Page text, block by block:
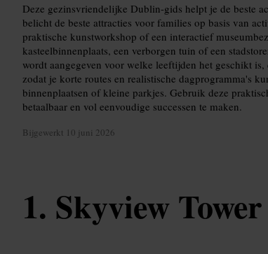
Deze gezinsvriendelijke Dublin-gids helpt je de beste
belicht de beste attracties voor families op basis van
praktische kunstworkshop of een interactief
kasteelbinnenplaats, een verborgen tuin of een
wordt aangegeven voor welke leeftijden het geschikt
zodat je korte routes en realistische dagprogramma's
binnenplaatsen of kleine parkjes. Gebruik deze
betaalbaar en vol eenvoudige successen te maken.
Bijgewerkt 10 juni 2026
Skyview Tower